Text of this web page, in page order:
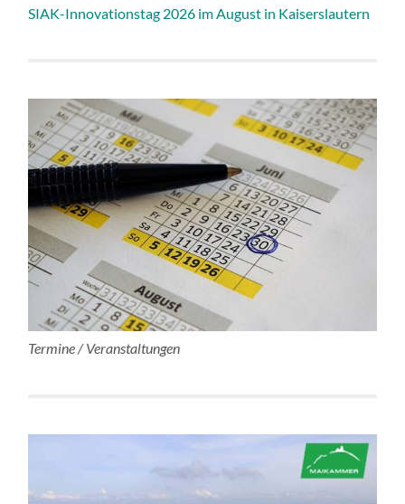
SIAK-Innovationstag 2026 im August in Kaiserslautern
Termine / Veranstaltungen